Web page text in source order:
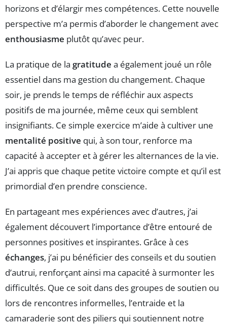
horizons et d’élargir mes compétences. Cette nouvelle
perspective m’a permis d’aborder le changement avec
enthousiasme plutôt qu’avec peur.
La pratique de la gratitude a également joué un rôle
essentiel dans ma gestion du changement. Chaque
soir, je prends le temps de réfléchir aux aspects
positifs de ma journée, même ceux qui semblent
insignifiants. Ce simple exercice m’aide à cultiver une
mentalité positive qui, à son tour, renforce ma
capacité à accepter et à gérer les alternances de la vie.
J’ai appris que chaque petite victoire compte et qu’il est
primordial d’en prendre conscience.
En partageant mes expériences avec d’autres, j’ai
également découvert l’importance d’être entouré de
personnes positives et inspirantes. Grâce à ces
échanges, j’ai pu bénéficier des conseils et du soutien
d’autrui, renforçant ainsi ma capacité à surmonter les
difficultés. Que ce soit dans des groupes de soutien ou
lors de rencontres informelles, l’entraide et la
camaraderie sont des piliers qui soutiennent notre